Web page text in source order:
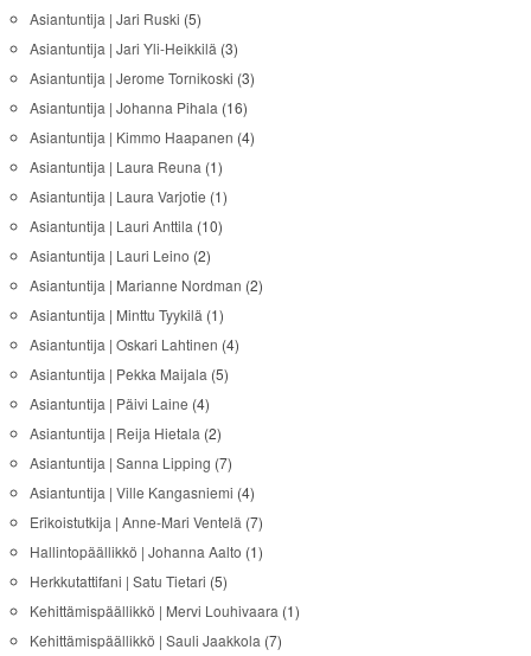
Asiantuntija | Jari Ruski (5)
Asiantuntija | Jari Yli-Heikkilä (3)
Asiantuntija | Jerome Tornikoski (3)
Asiantuntija | Johanna Pihala (16)
Asiantuntija | Kimmo Haapanen (4)
Asiantuntija | Laura Reuna (1)
Asiantuntija | Laura Varjotie (1)
Asiantuntija | Lauri Anttila (10)
Asiantuntija | Lauri Leino (2)
Asiantuntija | Marianne Nordman (2)
Asiantuntija | Minttu Tyykilä (1)
Asiantuntija | Oskari Lahtinen (4)
Asiantuntija | Pekka Maijala (5)
Asiantuntija | Päivi Laine (4)
Asiantuntija | Reija Hietala (2)
Asiantuntija | Sanna Lipping (7)
Asiantuntija | Ville Kangasniemi (4)
Erikoistutkija | Anne-Mari Ventelä (7)
Hallintopäällikkö | Johanna Aalto (1)
Herkkutattifani | Satu Tietari (5)
Kehittämispäällikkö | Mervi Louhivaara (1)
Kehittämispäällikkö | Sauli Jaakkola (7)